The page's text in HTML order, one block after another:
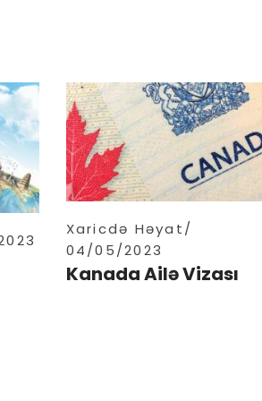
Xaricdə Həyat
04/05/2023
Kanada Ailə Vizası